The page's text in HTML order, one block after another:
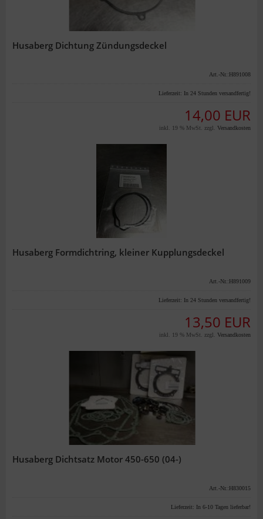
Husaberg Dichtung Zündungsdeckel
Art.-Nr.:H891008
Lieferzeit: In 24 Stunden versandfertig!
14,00 EUR
inkl. 19 % MwSt. zzgl. Versandkosten
Husaberg Formdichtring, kleiner Kupplungsdeckel
Art.-Nr.:H891009
Lieferzeit: In 24 Stunden versandfertig!
13,50 EUR
inkl. 19 % MwSt. zzgl. Versandkosten
Husaberg Dichtsatz Motor 450-650 (04-)
Art.-Nr.:H830015
Lieferzeit: In 6-10 Tagen lieferbar!